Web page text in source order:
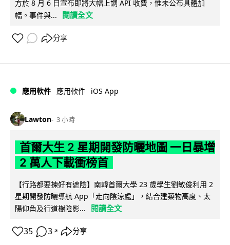
方於 8 月 6 日宣布即將大幅上調 API 收費，惟未公布具體加
幅。事件與...
閱讀全文
分享
應用軟件 應用軟件 iOS App
Lawton 3 小時
首爾大生 2 星期開發防曬地圖 一日暴增
2 萬人下載衝榜首
【行路都要揀好有遮陰】南韓首爾大學 23 歲學生劉敏俊利用 2
星期開發防曬導航 App「走向陰涼處」，結合建築物高度、太
陽仰角及行道樹陰影...
閱讀全文
35 3 ↗ 分享